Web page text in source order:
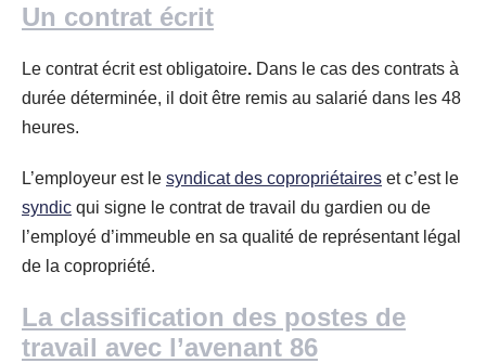
Un contrat écrit
Le contrat écrit est obligatoire. Dans le cas des contrats à
durée déterminée, il doit être remis au salarié dans les 48
heures.
L’employeur est le syndicat des copropriétaires et c’est le
syndic qui signe le contrat de travail du gardien ou de
l’employé d’immeuble en sa qualité de représentant légal
de la copropriété.
La classification des postes de
travail avec l’avenant 86